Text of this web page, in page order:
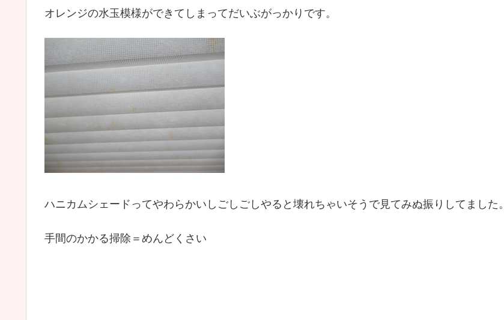
オレンジの水玉模様ができてしまってだいぶがっかりです。
ハニカムシェードってやわらかいしごしごしやると壊れちゃいそうで見てみぬ振りしてました。
手間のかかる掃除＝めんどくさい